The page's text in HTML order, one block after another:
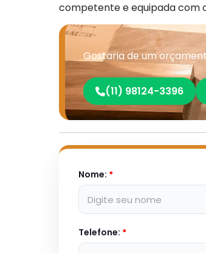
competente e equipada com
Gostaria de um
(11) 98124-3396
Nome: *
Telefone: *